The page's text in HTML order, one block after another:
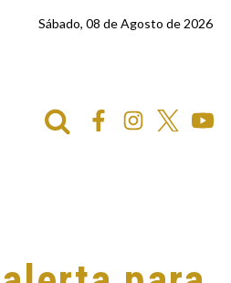
Sábado, 08 de Agosto de 2026